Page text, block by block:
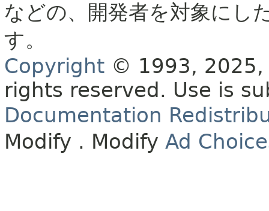
などの、開発者を対象にし
す。
Copyright © 1993,
rights reserved. Use is
Documentation
Modify . Modify Ad